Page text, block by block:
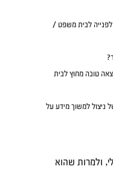
לפנייה לבית משפט /
טובה מחוץ לבית
ניצול למשוך מידע על
ולמרות שהוא